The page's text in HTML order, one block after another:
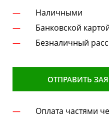
Наличными
Банковской
Безналичный
ОТПРАВИТЬ
Оплата частями